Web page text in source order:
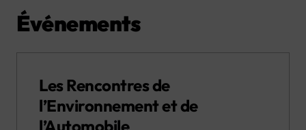
Événements
Les Rencontres de
l’Environnement et de
l’Automobile